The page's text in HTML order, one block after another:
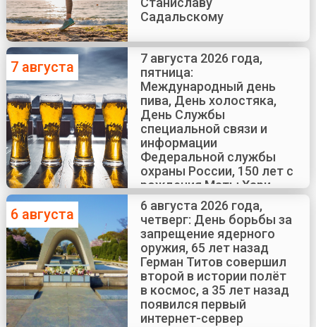
Садальскому
7 августа
7 августа 2026 года,
пятница:
Международный день
пива, День холостяка,
День Службы
специальной связи и
информации
Федеральной службы
охраны России, 150 лет с
рождения Маты Хари
6 августа
6 августа 2026 года,
четверг: День борьбы за
запрещение ядерного
оружия, 65 лет назад
Герман Титов совершил
второй в истории полёт
в космос, а 35 лет назад
появился первый
интернет-сервер